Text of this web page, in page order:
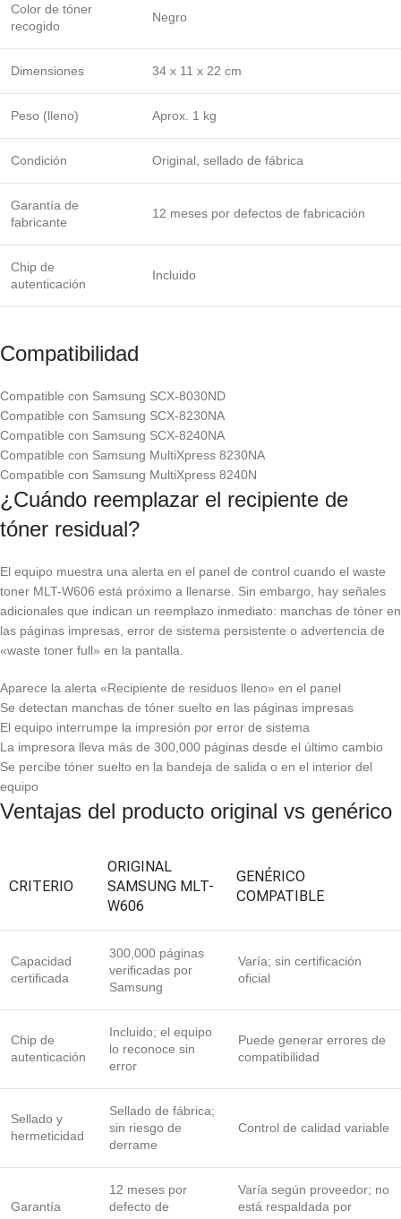
Color de tóner
recogido
Negro
Dimensiones 34 x 11 x 22 cm
Peso (lleno) Aprox. 1 kg
Condición Original, sellado de fábrica
Garantía de
fabricante
12 meses por defectos de fabricación
Chip de
autenticación
Incluido
Compatibilidad
Compatible con Samsung SCX-8030ND
Compatible con Samsung SCX-8230NA
Compatible con Samsung SCX-8240NA
Compatible con Samsung MultiXpress 8230NA
Compatible con Samsung MultiXpress 8240N
¿Cuándo reemplazar el recipiente de
tóner residual?
El equipo muestra una alerta en el panel de control cuando el waste
toner MLT-W606 está próximo a llenarse. Sin embargo, hay señales
adicionales que indican un reemplazo inmediato: manchas de tóner en
las páginas impresas, error de sistema persistente o advertencia de
«waste toner full» en la pantalla.
Aparece la alerta «Recipiente de residuos lleno» en el panel
Se detectan manchas de tóner suelto en las páginas impresas
El equipo interrumpe la impresión por error de sistema
La impresora lleva más de 300,000 páginas desde el último cambio
Se percibe tóner suelto en la bandeja de salida o en el interior del
equipo
Ventajas del producto original vs genérico
CRITERIO
ORIGINAL
SAMSUNG MLT-
W606
GENÉRICO
COMPATIBLE
Capacidad
certificada
300,000 páginas
verificadas por
Samsung
Varía; sin certificación
oficial
Chip de
autenticación
Incluido; el equipo
lo reconoce sin
error
Puede generar errores de
compatibilidad
Sellado y
hermeticidad
Sellado de fábrica;
sin riesgo de
derrame
Control de calidad variable
Garantía
12 meses por
defecto de
Varía según proveedor; no
está respaldada por